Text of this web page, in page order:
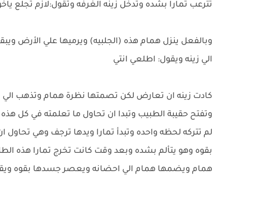
تترعب تمارا بشده وتدخل زينه الغرفه وتقول:لازم تجلع
وبالفعل ينزل همام هذه (الجلبيه) ويرميها علي الأرض
الي زينه ويقول: اطلعي انتي
كادت زينه ان تعارض لكن تصمتها نظرة همام وتذهب
وتفتح حقيبة الطبيب وتبدا ان تحاول ما تعلمته في
لم تتركه لحظه واحده وتبدأ تمارا ويدها ترجف وهي تحاول
بقوه وهو يتألم بشده وبعد وقت كانت تخرج تمارا هذه
همام ويضمها همام الي احضانه ويعصر جسدها بقوه